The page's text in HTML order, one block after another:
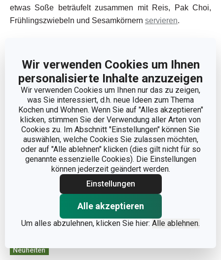
Wir verwenden Cookies um Ihnen
personalisierte Inhalte anzuzeigen
Wir verwenden Cookies um Ihnen nur das zu zeigen,
was Sie interessiert, d.h. neue Ideen zum Thema
Kochen und Wohnen. Wenn Sie auf "Alles akzeptieren"
klicken, stimmen Sie der Verwendung aller Arten von
Cookies zu. Im Abschnitt "Einstellungen" können Sie
auswählen, welche Cookies Sie zulassen möchten,
oder auf "Alle ablehnen" klicken (dies gilt nicht für so
genannte essenzielle Cookies). Die Einstellungen
können jederzeit geändert werden.
Einstellungen
Alle akzeptieren
Um alles abzulehnen, klicken Sie hier: Alle ablehnen.
etwas Soße beträufelt zusammen mit Reis, Pak Choi,
Frühlingszwiebeln und Sesamkörnern servieren.
erhältlich.
Was Ihnen bei der Zubereitung des
Rezepts hilft:
Neuheiten